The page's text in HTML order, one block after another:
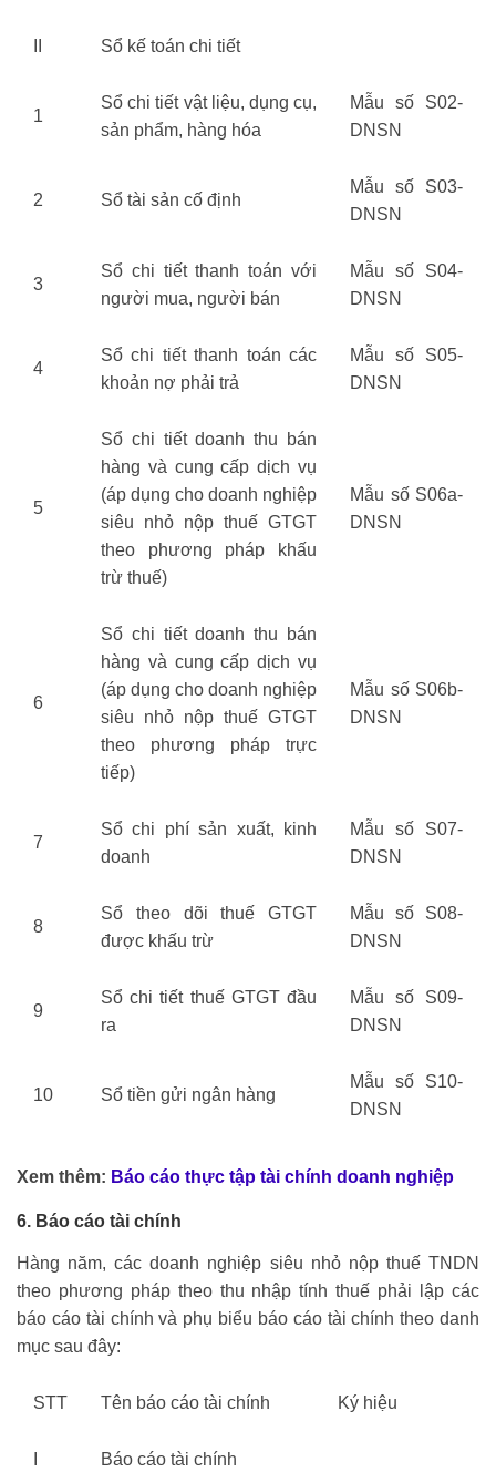
Sổ kế toán chi tiết
1
Sổ chi tiết vật liệu, dụng cụ,
sản phẩm, hàng hóa
Mẫu số S02-
DNSN
2 Sổ tài sản cố định
Mẫu số S03-
DNSN
3
Sổ chi tiết thanh toán với
người mua, người bán
Mẫu số S04-
DNSN
4
Sổ chi tiết thanh toán các
khoản nợ phải trả
Mẫu số S05-
DNSN
5
Sổ chi tiết doanh thu bán
hàng và cung cấp dịch vụ
(áp dụng cho doanh nghiệp
siêu nhỏ nộp thuế GTGT
theo phương pháp khấu
trừ thuế)
Mẫu số S06a-
DNSN
6
Sổ chi tiết doanh thu bán
hàng và cung cấp dịch vụ
(áp dụng cho doanh nghiệp
siêu nhỏ nộp thuế GTGT
theo phương pháp trực
tiếp)
Mẫu số S06b-
DNSN
7
Sổ chi phí sản xuất, kinh
doanh
Mẫu số S07-
DNSN
8
Sổ theo dõi thuế GTGT
được khấu trừ
Mẫu số S08-
DNSN
9
Sổ chi tiết thuế GTGT đầu
ra
Mẫu số S09-
DNSN
10 Sổ tiền gửi ngân hàng
Mẫu số S10-
DNSN
Xem thêm: Báo cáo thực tập tài chính doanh nghiệp
6. Báo cáo tài chính
Hàng năm, các doanh nghiệp siêu nhỏ nộp thuế TNDN
theo phương pháp theo thu nhập tính thuế phải lập các
báo cáo tài chính và phụ biểu báo cáo tài chính theo danh
mục sau đây:
STT Tên báo cáo tài chính Ký hiệu
Báo cáo tài chính